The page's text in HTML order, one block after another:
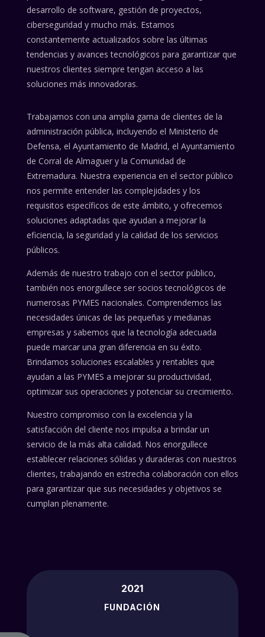
desarrollo de software, gestión de proyectos,
ciberseguridad y mucho más. Estamos
constantemente actualizados sobre las últimas
tendencias y avances tecnológicos para garantizar que
nuestros clientes siempre tengan acceso a las
soluciones más innovadoras.
Trabajamos con una amplia gama de clientes de la
administración pública, incluyendo el Ministerio de
Defensa, el Ayuntamiento de Madrid, el Ayuntamiento
de Corral de Almaguer y la Comunidad de
Extremadura. Nuestra experiencia en el sector público
nos permite entender las complejidades y los
requisitos específicos de este ámbito, y ofrecemos
soluciones adaptadas que ayudan a mejorar la
eficiencia, la seguridad y la calidad de los servicios
públicos.
Además de nuestro trabajo con el sector público,
también nos enorgullece ser socios tecnológicos de
numerosas PYMES nacionales. Comprendemos las
necesidades únicas de las pequeñas y medianas
empresas y sabemos que la tecnología adecuada
puede marcar una gran diferencia en su éxito.
Brindamos soluciones escalables y rentables que
ayudan a las PYMES a mejorar su productividad,
optimizar sus operaciones y potenciar su crecimiento.
Nuestro compromiso con la excelencia y la
satisfacción del cliente nos impulsa a brindar un
servicio de la más alta calidad. Nos enorgullece
establecer relaciones sólidas y duraderas con nuestros
clientes, trabajando en estrecha colaboración con ellos
para garantizar que sus necesidades y objetivos se
cumplan plenamente.
2021
FUNDACIÓN